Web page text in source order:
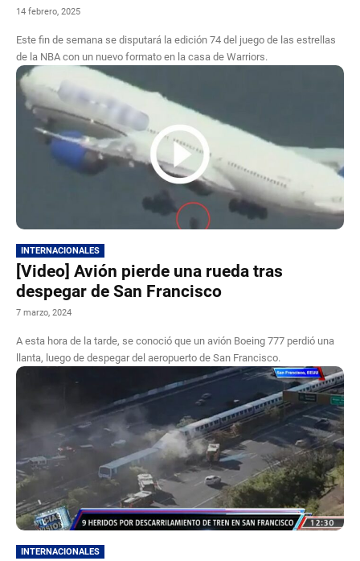
14 febrero, 2025
Este fin de semana se disputará la edición 74 del juego de las estrellas
de la NBA con un nuevo formato en la casa de Warriors.
INTERNACIONALES
[Video] Avión pierde una rueda tras
despegar de San Francisco
7 marzo, 2024
A esta hora de la tarde, se conoció que un avión Boeing 777 perdió una
llanta, luego de despegar del aeropuerto de San Francisco.
INTERNACIONALES